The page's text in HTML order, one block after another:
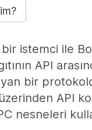
istemci ile
API
bir
API
nesneleri